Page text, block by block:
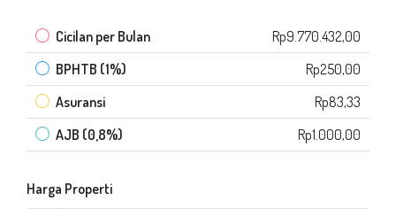
Cicilan per Bulan
Rp9.770.432,00
BPHTB (1%)
Rp250,00
Asuransi
Rp83,33
AJB (0,8%)
Rp1.000,00
Harga Properti